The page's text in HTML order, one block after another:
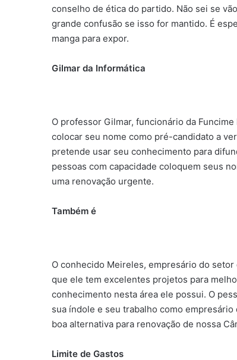
conselho de ética do partido. Não sei se
grande confusão se isso for mantido. É
manga para expor.
Gilmar da Informática
O professor Gilmar, funcionário da
colocar seu nome como pré-candidato a
pretende usar seu conhecimento para
pessoas com capacidade coloquem seus
uma renovação urgente.
Também é
O conhecido Meireles, empresário do
que ele tem excelentes projetos para
conhecimento nesta área ele possui. O
sua índole e seu trabalho como
boa alternativa para renovação de nossa
Limite de Gastos